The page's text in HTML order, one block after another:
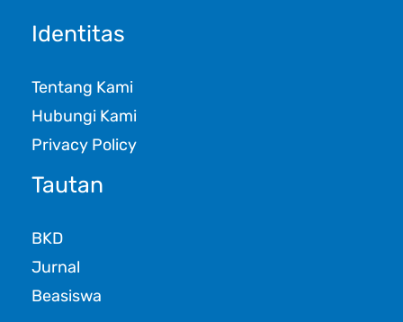
Identitas
Tentang Kami
Hubungi Kami
Privacy Policy
Tautan
BKD
Jurnal
Beasiswa